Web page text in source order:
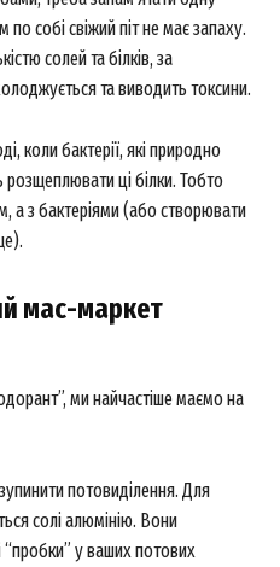
собі свіжий піт не має запаху.
солей та білків, за
та виводить токсини.
коли бактерії, які природно
розщеплювати ці білки. Тобто
а з бактеріями (або створювати
мас-маркет
ми найчастіше маємо на
потовиділення. Для
солі алюмінію. Вони
у ваших потових